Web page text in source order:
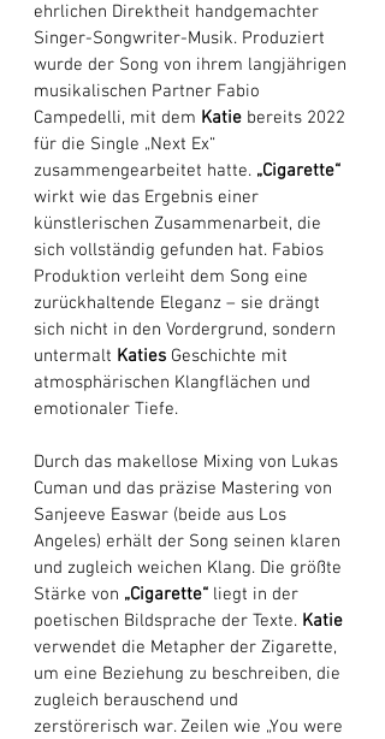
ehrlichen Direktheit handgemachter
Singer-Songwriter-Musik. Produziert
wurde der Song von ihrem langjährigen
musikalischen Partner Fabio
Campedelli, mit dem Katie bereits 2022
für die Single „Next Ex“
zusammengearbeitet hatte. „Cigarette“
wirkt wie das Ergebnis einer
künstlerischen Zusammenarbeit, die
sich vollständig gefunden hat. Fabios
Produktion verleiht dem Song eine
zurückhaltende Eleganz – sie drängt
sich nicht in den Vordergrund, sondern
untermalt Katies Geschichte mit
atmosphärischen Klangflächen und
emotionaler Tiefe.
Durch das makellose Mixing von Lukas
Cuman und das präzise Mastering von
Sanjeeve Easwar (beide aus Los
Angeles) erhält der Song seinen klaren
und zugleich weichen Klang. Die größte
Stärke von „Cigarette“ liegt in der
poetischen Bildsprache der Texte. Katie
verwendet die Metapher der Zigarette,
um eine Beziehung zu beschreiben, die
zugleich berauschend und
zerstörerisch war. Zeilen wie „You were